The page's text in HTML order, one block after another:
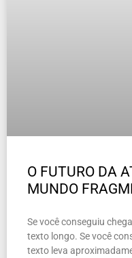
O FUTURO DA
MUNDO
Se você conseguiu
texto longo. Se você
texto leva